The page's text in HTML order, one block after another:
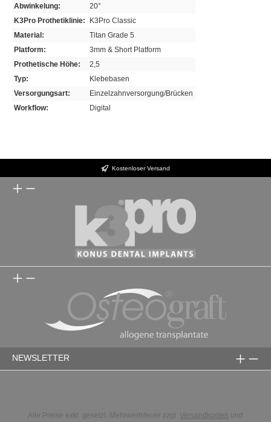
Abwinkelung:
20°
K3Pro Prothetiklinie:
K3Pro Classic
Material:
Titan Grade 5
Platform:
3mm & Short Platform
Prothetische Höhe:
2,5
Typ:
Klebebasen
Versorgungsart:
Einzelzahnversorgung/Brücken
Workflow:
Digital
Kostenloser Versand
NEWSLETTER
Alle Preise exkl. gesetzl. Mehrwertsteuer zzgl. Versandkosten und